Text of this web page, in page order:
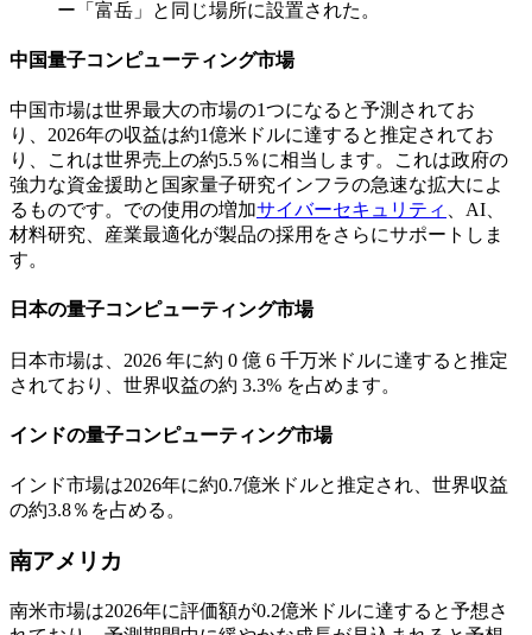
ー「富岳」と同じ場所に設置された。
中国量子コンピューティング市場
中国市場は世界最大の市場の1つになると予測されてお
り、2026年の収益は約1億米ドルに達すると推定されてお
り、これは世界売上の約5.5％に相当します。これは政府の
強力な資金援助と国家量子研究インフラの急速な拡大によ
るものです。での使用の増加サイバーセキュリティ
、AI、
材料研究、産業最適化が製品の採用をさらにサポートしま
す。
日本の量子コンピューティング市場
日本市場は、2026 年に約 0 億 6 千万米ドルに達すると推定
されており、世界収益の約 3.3% を占めます。
インドの量子コンピューティング市場
インド市場は2026年に約0.7億米ドルと推定され、世界収益
の約3.8％を占める。
南アメリカ
南米市場は2026年に評価額が0.2億米ドルに達すると予想さ